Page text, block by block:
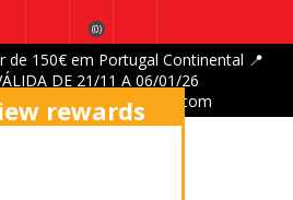
de 150€ em Portugal Continental 📍
DE 21/11 A 06/01/26
iberia.com
(0)
rewards